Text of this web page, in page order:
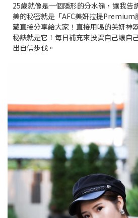
25歲就像是一個隱形的分水嶺，讓我告
美的秘密就是「AFC美妍拉提Premium
藏直接分享給大家！直接用喝的美妍神
秘訣就是它！每日補充來投資自己讓自
出自信步伐。